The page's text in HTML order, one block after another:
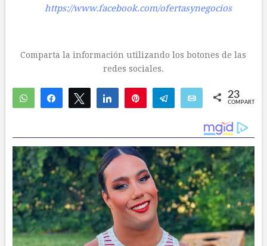
https://www.facebook.com/ofertasynegocios
Comparta la información utilizando los botones de las
redes sociales.
WhatsAppCompartirTwittear Compartir Telegram Email 23
COMPARTIR